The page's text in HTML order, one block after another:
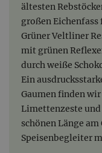
ältesten
großen Eichenfass
Grüner Veltliner
mit grünen
durch weiße
Ein
Gaumen finden
Limettenzeste
schönen Länge
Speisenbegleiter